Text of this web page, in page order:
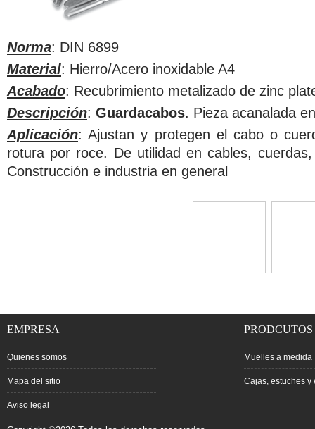
Norma: DIN 6899
Material: Hierro/Acero inoxidable A4
Acabado: Recubrimiento metalizado de zinc
Descripción: Guardacabos. Pieza acanalada
Aplicación: Ajustan y protegen el cabo o
rotura por roce. De utilidad en cables,
Construcción e industria en general
EMPRESA
Quienes somos
Mapa del sitio
Aviso legal
PRODCUTOS
Muelles a medida
Cajas, estuches y